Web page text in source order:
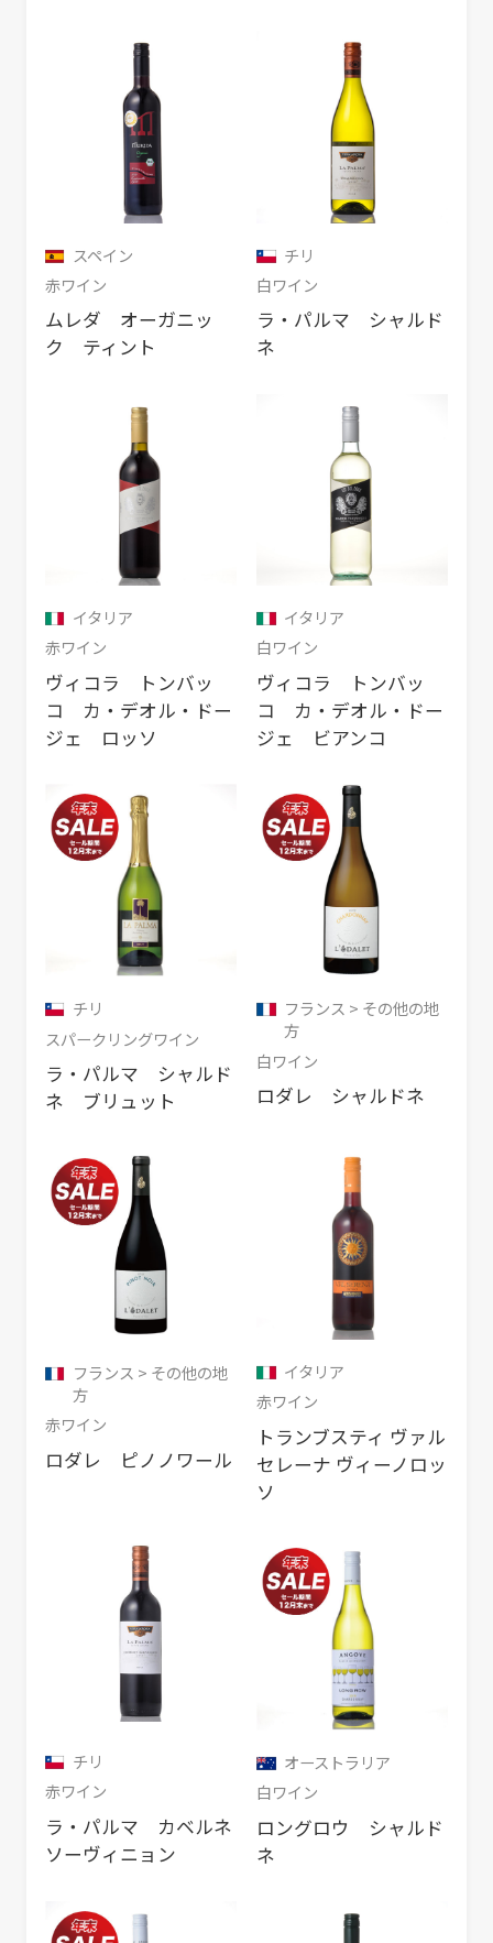
スペイン
赤ワイン
ムレダ オーガニッ
ク ティント
チリ
白ワイン
ラ・パルマ シャルド
ネ
イタリア
赤ワイン
ヴィコラ トンバッ
コ カ・デオル・ドー
ジェ ロッソ
イタリア
白ワイン
ヴィコラ トンバッ
コ カ・デオル・ドー
ジェ ビアンコ
チリ
スパークリングワイン
ラ・パルマ シャルド
ネ ブリュット
フランス > その他の地
方
白ワイン
ロダレ シャルドネ
フランス > その他の地
方
赤ワイン
ロダレ ピノノワール
イタリア
赤ワイン
トランブスティ ヴァル
セレーナ ヴィーノロッ
ソ
チリ
赤ワイン
ラ・パルマ カベルネ
ソーヴィニョン
オーストラリア
白ワイン
ロングロウ シャルド
ネ